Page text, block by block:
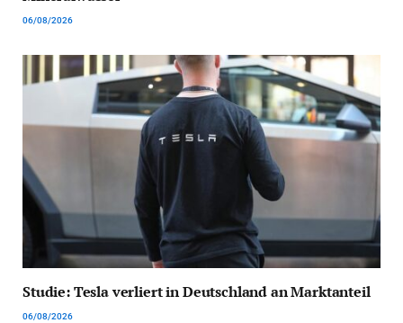
06/08/2026
Studie: Tesla verliert in Deutschland an Marktanteil
06/08/2026